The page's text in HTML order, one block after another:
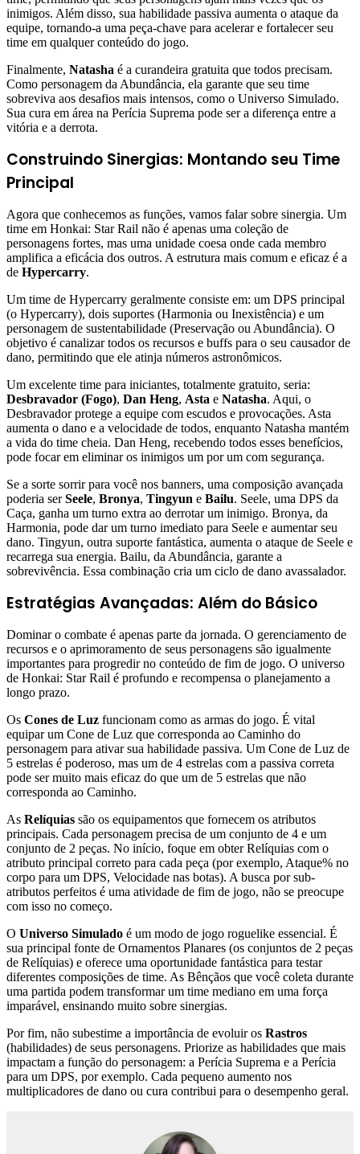
inimigos. Além disso, sua habilidade passiva aumenta o ataque da
equipe, tornando-a uma peça-chave para acelerar e fortalecer seu
time em qualquer conteúdo do jogo.
Finalmente, Natasha é a curandeira gratuita que todos precisam.
Como personagem da Abundância, ela garante que seu time
sobreviva aos desafios mais intensos, como o Universo Simulado.
Sua cura em área na Perícia Suprema pode ser a diferença entre a
vitória e a derrota.
Construindo Sinergias: Montando seu Time
Principal
Agora que conhecemos as funções, vamos falar sobre sinergia. Um
time em Honkai: Star Rail não é apenas uma coleção de
personagens fortes, mas uma unidade coesa onde cada membro
amplifica a eficácia dos outros. A estrutura mais comum e eficaz é a
de Hypercarry.
Um time de Hypercarry geralmente consiste em: um DPS principal
(o Hypercarry), dois suportes (Harmonia ou Inexistência) e um
personagem de sustentabilidade (Preservação ou Abundância). O
objetivo é canalizar todos os recursos e buffs para o seu causador de
dano, permitindo que ele atinja números astronômicos.
Um excelente time para iniciantes, totalmente gratuito, seria:
Desbravador (Fogo), Dan Heng, Asta e Natasha. Aqui, o
Desbravador protege a equipe com escudos e provocações. Asta
aumenta o dano e a velocidade de todos, enquanto Natasha mantém
a vida do time cheia. Dan Heng, recebendo todos esses benefícios,
pode focar em eliminar os inimigos um por um com segurança.
Se a sorte sorrir para você nos banners, uma composição avançada
poderia serSeele, Bronya, Tingyun e Bailu. Seele, uma DPS da
Caça, ganha um turno extra ao derrotar um inimigo. Bronya, da
Harmonia, pode dar um turno imediato para Seele e aumentar seu
dano. Tingyun, outra suporte fantástica, aumenta o ataque de Seele e
recarrega sua energia. Bailu, da Abundância, garante a
sobrevivência. Essa combinação cria um ciclo de dano avassalador.
Estratégias Avançadas: Além do Básico
Dominar o combate é apenas parte da jornada. O gerenciamento de
recursos e o aprimoramento de seus personagens são igualmente
importantes para progredir no conteúdo de fim de jogo. O universo
de Honkai: Star Rail é profundo e recompensa o planejamento a
longo prazo.
Os Cones de Luz funcionam como as armas do jogo. É vital
equipar um Cone de Luz que corresponda ao Caminho do
personagem para ativar sua habilidade passiva. Um Cone de Luz de
5 estrelas é poderoso, mas um de 4 estrelas com a passiva correta
pode ser muito mais eficaz do que um de 5 estrelas que não
corresponda ao Caminho.
As Relíquias são os equipamentos que fornecem os atributos
principais. Cada personagem precisa de um conjunto de 4 e um
conjunto de 2 peças. No início, foque em obter Relíquias com o
atributo principal correto para cada peça (por exemplo, Ataque% no
corpo para um DPS, Velocidade nas botas). A busca por sub-
atributos perfeitos é uma atividade de fim de jogo, não se preocupe
com isso no começo.
O Universo Simulado é um modo de jogo roguelike essencial. É
sua principal fonte de Ornamentos Planares (os conjuntos de 2 peças
de Relíquias) e oferece uma oportunidade fantástica para testar
diferentes composições de time. As Bênçãos que você coleta durante
uma partida podem transformar um time mediano em uma força
imparável, ensinando muito sobre sinergias.
Por fim, não subestime a importância de evoluir os Rastros
(habilidades) de seus personagens. Priorize as habilidades que mais
impactam a função do personagem: a Perícia Suprema e a Perícia
para um DPS, por exemplo. Cada pequeno aumento nos
multiplicadores de dano ou cura contribui para o desempenho geral.